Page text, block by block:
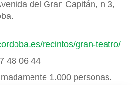
del Gran Capitán, n 3,
recintos/gran-teatro/
48 06 44
1.000 personas.